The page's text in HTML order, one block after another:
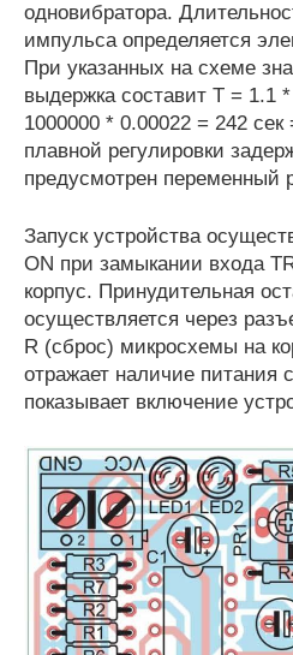
одновибратора.
импульса определяется
При указанных на схеме
выдержка составит T = 1.1
1000000 * 0.00022 = 242
плавной регулировки
предусмотрен переменный
Запуск устройства
ON при замыкании входа
корпус. Принудительная
осуществляется через
R (сброс) микросхемы на
отражает наличие питания
показывает включение